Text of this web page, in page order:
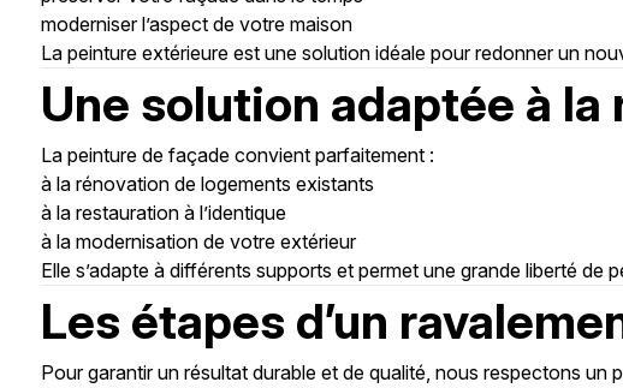
moderniser l’aspect de votre maison
La peinture extérieure est une solution idéale pour redonner un
Une solution adaptée à
La peinture de façade convient parfaitement :
à la rénovation de logements existants
à la restauration à l’identique
à la modernisation de votre extérieur
Elle s’adapte à différents supports et permet une grande liberté
Les étapes d’un
Pour garantir un résultat durable et de qualité, nous respectons un